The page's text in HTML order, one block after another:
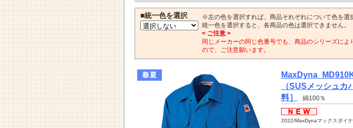
■統一色を選択
※左の色を選択すれば、商品それぞれについて色を選
統一色を選択すると、各商品の色は選択できません。
< ご注意 >
同じメーカーの同じ色番号でも、商品のシリーズに
ので、ご注意願います。
（SUSメッシュカ
料］
綿100％
2022/MaxDynaマックスダイナ